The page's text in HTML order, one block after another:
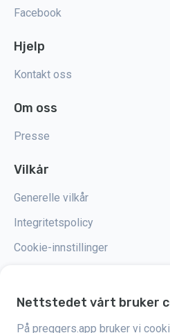
Facebook
Hjelp
Kontakt oss
Om oss
Presse
Vilkår
Generelle vilkår
Integritetspolicy
Cookie-innstillinger
Preggers er en app utviklet av det
Nettstedet vårt bruker
På preggers.app bruker vi